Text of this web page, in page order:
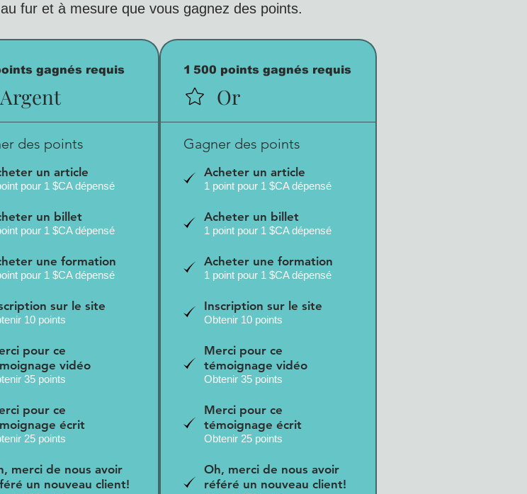
fur et à mesure que vous gagnez des points.
Argent
gagnés requis
des points
un article
pour 1 $CA dépensé
un billet
pour 1 $CA dépensé
une formation
pour 1 $CA dépensé
sur le site
10 points
pour ce
vidéo
35 points
pour ce
écrit
25 points
merci de nous avoir
un nouveau client!
Or
1 500 points gagnés requis
Gagner des points
Acheter un article
1 point pour 1 $CA dépensé
Acheter un billet
1 point pour 1 $CA dépensé
Acheter une formation
1 point pour 1 $CA dépensé
Inscription sur le site
Obtenir 10 points
Merci pour ce
témoignage vidéo
Obtenir 35 points
Merci pour ce
témoignage écrit
Obtenir 25 points
Oh, merci de nous avoir
référé un nouveau client!